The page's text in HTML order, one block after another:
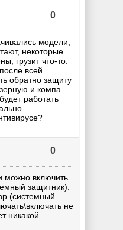
0
модели,
некоторые
грузит что-то.
всей
обратно защиту
и компа
работать
0
можно включить
защитник).
(системный
не
никакой